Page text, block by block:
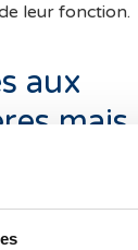
leur fonction.
aux
mais
cette
des